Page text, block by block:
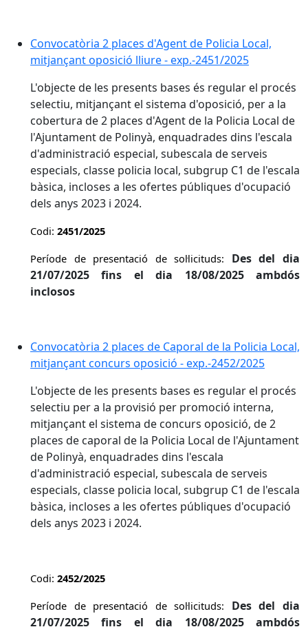
Convocatòria 2 places d'Agent de Policia Local,
mitjançant oposició lliure - exp.-2451/2025
L'objecte de les presents bases és regular el procés
selectiu, mitjançant el sistema d'oposició, per a la
cobertura de 2 places d'Agent de la Policia Local de
l'Ajuntament de Polinyà, enquadrades dins l'escala
d'administració especial, subescala de serveis
especials, classe policia local, subgrup C1 de l'escala
bàsica, incloses a les ofertes públiques d'ocupació
dels anys 2023 i 2024.
Codi: 2451/2025
Període de presentació de sol·licituds: Des del dia
21/07/2025 fins el dia 18/08/2025 ambdós
inclosos
Convocatòria 2 places de Caporal de la Policia Local,
mitjançant concurs oposició - exp.-2452/2025
L'objecte de les presents bases es regular el procés
selectiu per a la provisió per promoció interna,
mitjançant el sistema de concurs oposició, de 2
places de caporal de la Policia Local de l'Ajuntament
de Polinyà, enquadrades dins l'escala
d'administració especial, subescala de serveis
especials, classe policia local, subgrup C1 de l'escala
bàsica, incloses a les ofertes públiques d'ocupació
dels anys 2023 i 2024.
Codi: 2452/2025
Període de presentació de sol·licituds: Des del dia
21/07/2025 fins el dia 18/08/2025 ambdós